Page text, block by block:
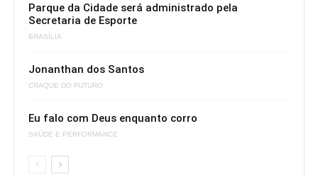
Parque da Cidade será administrado pela
Secretaria de Esporte
BRASÍLIA
Jonanthan dos Santos
CRAQUE DO FUTURO
Eu falo com Deus enquanto corro
SAÚDE E PERFORMANCE